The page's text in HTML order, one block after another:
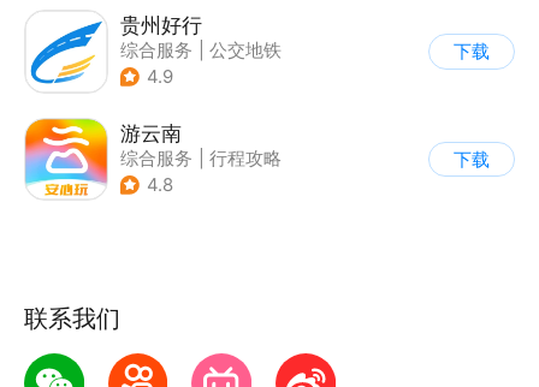
贵州好行
综合服务
公交地铁
4.9
下载
游云南
综合服务
行程攻略
4.8
下载
联系我们